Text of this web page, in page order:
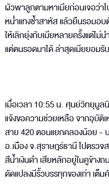
ผัวพาลูกตามหาเมียก่อนเจอว่า
หน่ำแทงซ้ำสาหัส แล้วยืนรอมอ
ให้เลิกยุ่งกับเมียหลายครั้งแต่ไม่
แต่ตนรอดมาได้ ล่าสุดเมียยอม
เมื่อเวลา 10:55 น. ศุนย์วิทยุมู
แจ้งขอความช่วยเหลือ จากอุบั
สาย 420 ตอนแยกคลองน้อย -
อ.เมือง จ.สุราษฎร์ธานี ไปตรว
สีน้ำเงินดำ เสียหลักอยู่ในคูข้าง
ดัดแปลงมีรั้วบรรทุกของเก่า เต็ม